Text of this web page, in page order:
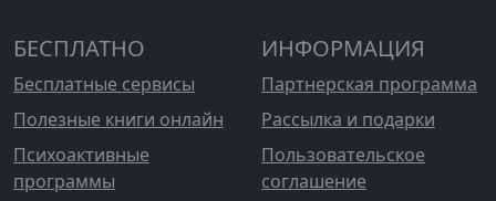
БЕСПЛАТНО
Бесплатные сервисы
Полезные книги онлайн
Психоактивные
программы
ИНФОРМАЦИЯ
Партнерская программа
Рассылка и подарки
Пользовательское
соглашение